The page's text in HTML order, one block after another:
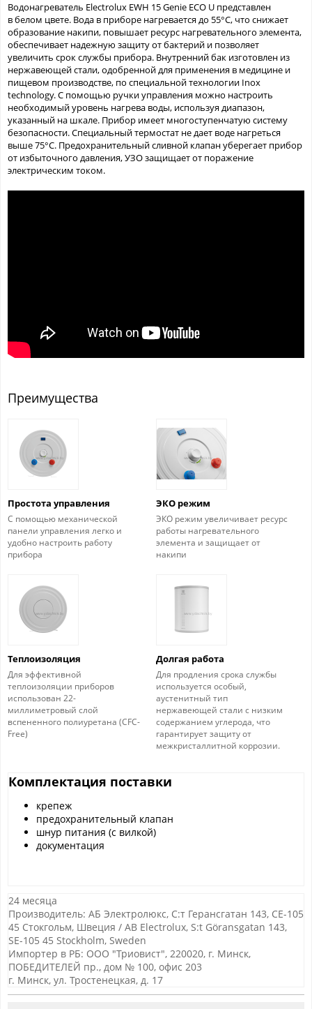
Водонагреватель Electrolux EWH 15 Genie ECO U представлен
в белом цвете. Вода в приборе нагревается до 55°C, что снижает
образование накипи, повышает ресурс нагревательного элемента,
обеспечивает надежную защиту от бактерий и позволяет
увеличить срок службы прибора. Внутренний бак изготовлен из
нержавеющей стали, одобренной для применения в медицине и
пищевом производстве, по специальной технологии Inox
technology. С помощью ручки управления можно настроить
необходимый уровень нагрева воды, используя диапазон,
указанный на шкале. Прибор имеет многоступенчатую систему
безопасности. Специальный термостат не дает воде нагреться
выше 75°C. Предохранительный сливной клапан уберегает прибор
от избыточного давления, УЗО защищает от поражение
электрическим током.
Преимущества
Простота управления
C помощью механической
панели управления легко и
удобно настроить работу
прибора
ЭКО режим
ЭКО режим увеличивает ресурс
работы нагревательного
элемента и защищает от
накипи
Теплоизоляция
Для эффективной
теплоизоляции приборов
использован 22-
миллиметровый слой
вспененного полиуретана (CFC-
Free)
Долгая работа
Для продления срока службы
используется особый,
аустенитный тип
нержавеющей стали с низким
содержанием углерода, что
гарантирует защиту от
межкристаллитной коррозии.
Комплектация поставки
крепеж
предохранительный клапан
шнур питания (с вилкой)
документация
24 месяца
Производитель: АБ Электролюкс, С:т Герансгатан 143, СЕ-105
45 Стокгольм, Швеция / AB Electrolux, S:t Göransgatan 143,
SE-105 45 Stockholm, Sweden
Импортер в РБ: ООО "Триовист", 220020, г. Минск,
ПОБЕДИТЕЛЕЙ пр., дом № 100, офис 203
г. Минск, ул. Тростенецкая, д. 17